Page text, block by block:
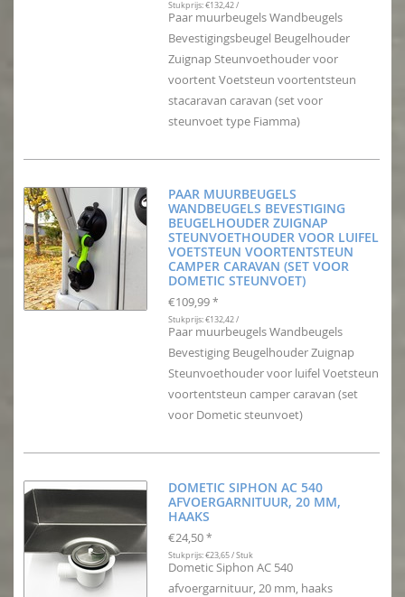
Stukprijs: €132,42 /
Paar muurbeugels Wandbeugels
Bevestigingsbeugel Beugelhouder
Zuignap Steunvoethouder voor
voortent Voetsteun voortentsteun
stacaravan caravan (set voor
steunvoet type Fiamma)
PAAR MUURBEUGELS
WANDBEUGELS BEVESTIGING
BEUGELHOUDER ZUIGNAP
STEUNVOETHOUDER VOOR LUIFEL
VOETSTEUN VOORTENTSTEUN
CAMPER CARAVAN (SET VOOR
DOMETIC STEUNVOET)
€109,99 *
Stukprijs: €132,42 /
Paar muurbeugels Wandbeugels
Bevestiging Beugelhouder Zuignap
Steunvoethouder voor luifel Voetsteun
voortentsteun camper caravan (set
voor Dometic steunvoet)
DOMETIC SIPHON AC 540
AFVOERGARNITUUR, 20 MM,
HAAKS
€24,50 *
Stukprijs: €23,65 / Stuk
Dometic Siphon AC 540
afvoergarnituur, 20 mm, haaks